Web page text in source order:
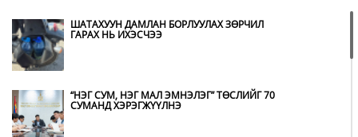
ШАТАХУУН ДАМЛАН БОРЛУУЛАХ ЗӨРЧИЛ
ГАРАХ НЬ ИХЭСЧЭЭ
“НЭГ СУМ, НЭГ МАЛ ЭМНЭЛЭГ” ТӨСЛИЙГ 70
СУМАНД ХЭРЭГЖҮҮЛНЭ